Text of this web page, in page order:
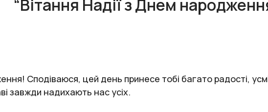
“Вітання Надії з Днем
Сподіваюся, цей день принесе тобі багато радості,
завжди надихають нас усіх.